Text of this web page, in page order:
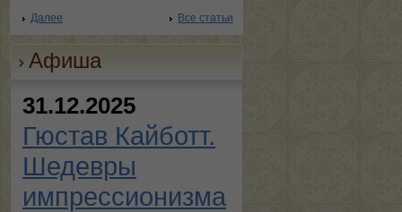
Далее Все статьи
Афиша
31.12.2025
Гюстав Кайботт.
Шедевры
импрессионизма